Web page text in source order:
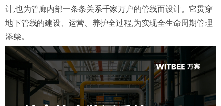
计,也为管廊内部一条条关系千家万户的管线而设计。它贯穿
地下管线的建设、运营、养护全过程,为实现全生命周期管理
添柴。